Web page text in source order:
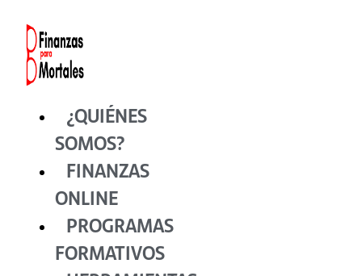
contenido
¿QUIÉNES
SOMOS?
FINANZAS
ONLINE
PROGRAMAS
FORMATIVOS